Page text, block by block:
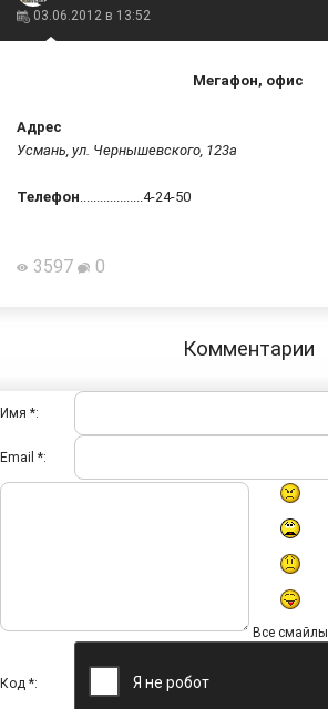
03.06.2012 в 13:52
Мегафон, офис
Адрес
Усмань, ул. Чернышевского, 123а
Телефон...................4-24-50
3597 0
Комментарии
Имя *:
Email *:
Все смайлы
Код *: